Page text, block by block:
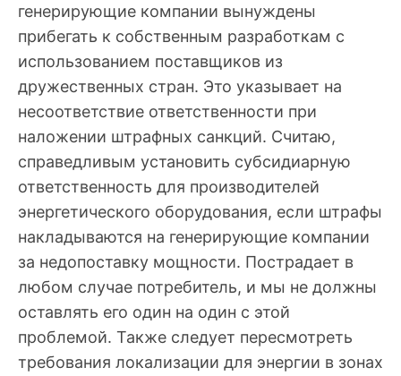
генерирующие компании вынуждены
прибегать к собственным разработкам с
использованием поставщиков из
дружественных стран. Это указывает на
несоответствие ответственности при
наложении штрафных санкций. Считаю,
справедливым установить субсидиарную
ответственность для производителей
энергетического оборудования, если штрафы
накладываются на генерирующие компании
за недопоставку мощности. Пострадает в
любом случае потребитель, и мы не должны
оставлять его один на один с этой
проблемой. Также следует пересмотреть
требования локализации для энергии в зонах